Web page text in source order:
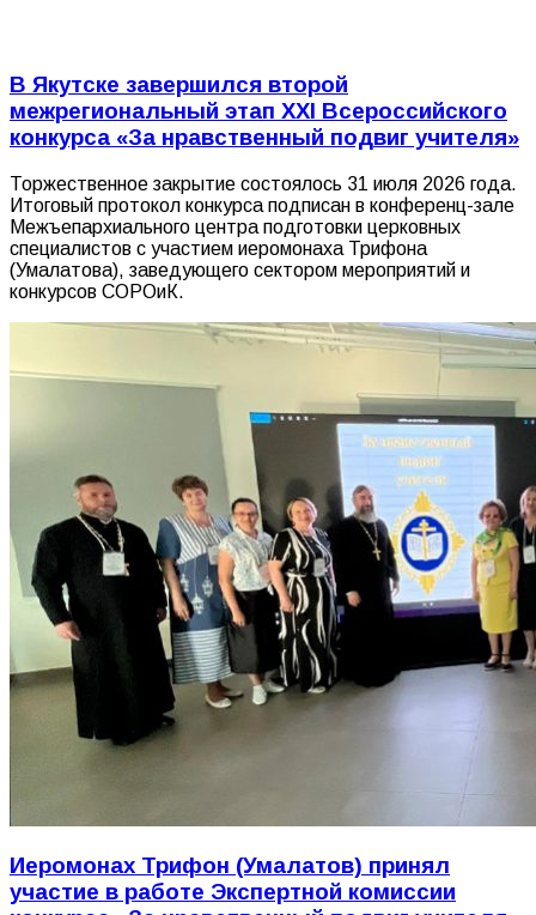
В Якутске завершился второй
межрегиональный этап XXI Всероссийского
конкурса «За нравственный подвиг учителя»
Торжественное закрытие состоялось 31 июля 2026 года.
Итоговый протокол конкурса подписан в конференц-зале
Межъепархиального центра подготовки церковных
специалистов с участием иеромонаха Трифона
(Умалатова), заведующего сектором мероприятий и
конкурсов СОРОиК.
Иеромонах Трифон (Умалатов) принял
участие в работе Экспертной комиссии